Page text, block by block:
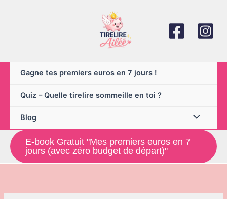
Gagne tes premiers euros en 7 jours !
Quiz – Quelle tirelire sommeille en toi ?
Blog
E-book Gratuit "Mes premiers euros en 7
jours (avec zéro budget de départ)"